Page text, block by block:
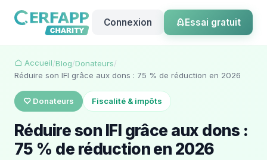
Connexion Essai gratuit
Accueil/Blog/Donateurs/
Réduire son IFI grâce aux dons : 75 % de réduction en 2026
Donateurs Fiscalité & impôts
Réduire son IFI grâce aux dons :
75 % de réduction en 2026